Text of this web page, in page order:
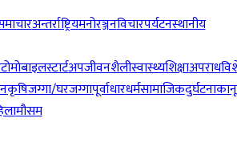
अन्तर्राष्ट्रियमनोरञ्जनविचारपर्यटनस्थानीय
स्टार्टअपजीवनशैलीस्वास्थ्यशिक्षाअपराध
कृषिजग्गा/घरजग्गापूर्वाधारधर्मसामाजिकदुर्घटना
मौसम